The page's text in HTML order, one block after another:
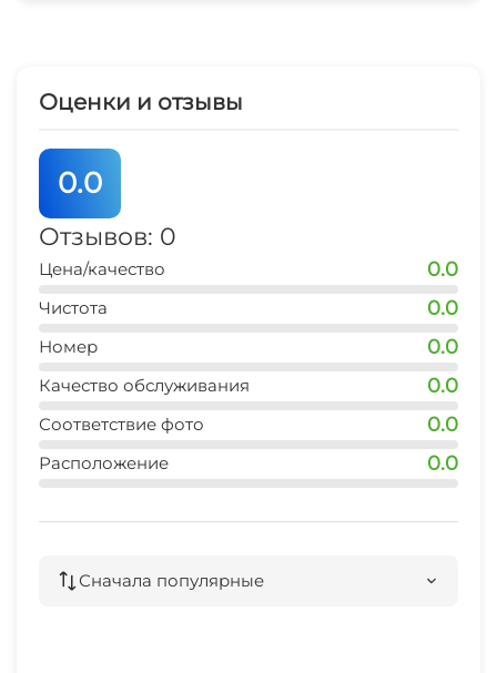
спокойным шагом. На маршрутке можно
Рабочий /Профессорский/ уголок.
Скорее приезжайте и отдыхайте! А мы - с
радостью Вас ждем!
Оценки и отзывы
0.0
Отзывов: 0
Цена/качество 0.0
Чистота 0.0
Номер 0.0
Качество обслуживания 0.0
Соответствие фото 0.0
Расположение 0.0
Сначала популярные